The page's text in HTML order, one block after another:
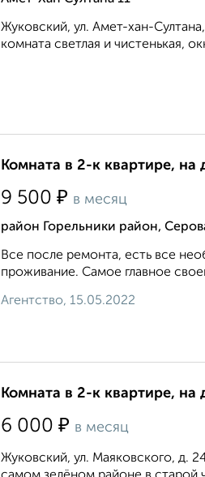
Жуковский, ул. Амет-хан-
комната светлая и чистенькая,
Комната в 2-к квартире,
9 500 ₽ в месяц
район Горельники район,
Все после ремонта, есть все
проживание. Самое главное
Агентство, 15.05.2022
Комната в 2-к квартире, на
6 000 ₽ в месяц
Жуковский, ул. Маяковского, д.